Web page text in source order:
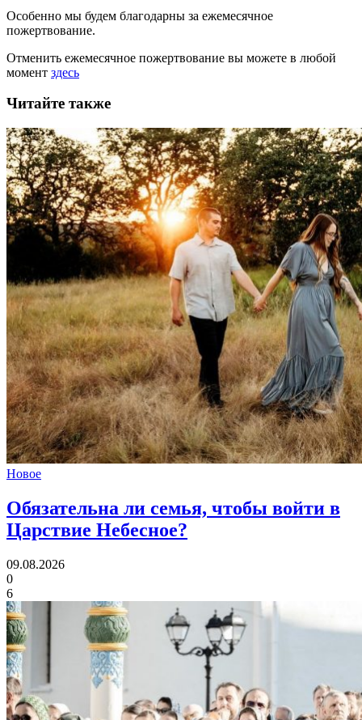
Особенно мы будем благодарны за ежемесячное
пожертвование.
Отменить ежемесячное пожертвование вы можете в любой
момент здесь
Читайте также
Новое
Обязательна ли семья, чтобы войти в
Царствие Небесное?
09.08.2026
0
6